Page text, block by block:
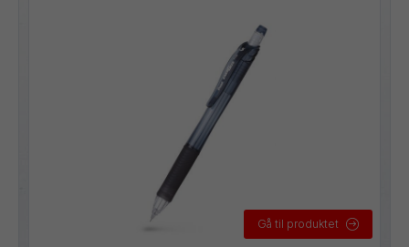
Gå til produktet